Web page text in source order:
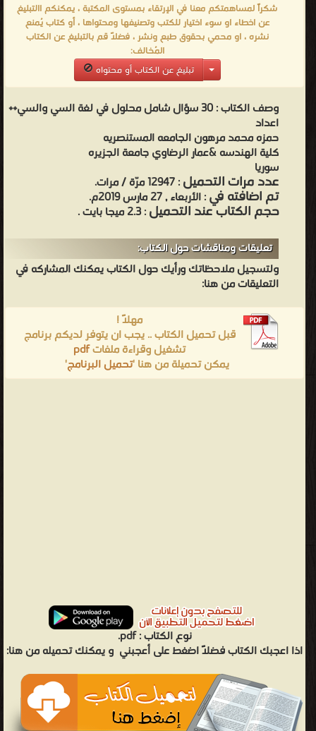
شكراً لمساهمتكم معنا في الإرتقاء بمستوى المكتبة ، يمكنكم االتبليغ
عن اخطاء او سوء اختيار للكتب وتصنيفها ومحتواها ، أو كتاب يُمنع
نشره ، او محمي بحقوق طبع ونشر ، فضلاً قم بالتبليغ عن الكتاب
المُخالف:
تبليغ عن الكتاب أو محتواه
وصف الكتاب :30 سؤال شامل محلول في لغة السي والسي++
اعداد
حمزه محمد مرهون الجامعه المستنصريه
كلية الهندسه &عمار الرضاوي جامعة الجزيره
سوريا
عدد مرات التحميل: 12947 مرّة / مرات.
تم اضافته في: الأربعاء , 27 مارس 2019م.
حجم الكتاب عند التحميل: 2.3 ميجا بايت .
تعليقات ومناقشات حول الكتاب:
ولتسجيل ملاحظاتك ورأيك حول الكتاب يمكنك المشاركه في
التعليقات من هنا:
مهلاً !
قبل تحميل الكتاب .. يجب ان يتوفر لديكم برنامج
تشغيل وقراءة ملفاتpdf
يمكن تحميلة من هنا 'تحميل البرنامج'
نوع الكتاب :pdf.
اذا اعجبك الكتاب فضلاً اضغط على أعجبني و يمكنك تحميله من هنا: